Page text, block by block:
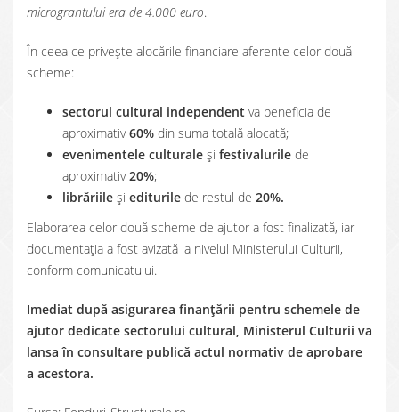
micrograntului era de 4.000 euro.
În ceea ce privește alocările financiare aferente celor două
scheme:
sectorul cultural independent va beneficia de
aproximativ60% din suma totală alocată;
evenimentele culturale și festivalurile de
aproximativ20%;
librăriile și editurile de restul de 20%.
Elaborarea celor două scheme de ajutor a fost finalizată, iar
documentația a fost avizată la nivelul Ministerului Culturii,
conform comunicatului.
Imediat după asigurarea finanțării pentru schemele de
ajutor dedicate sectorului cultural, Ministerul Culturii va
lansa în consultare publică actul normativ de aprobare
a acestora.